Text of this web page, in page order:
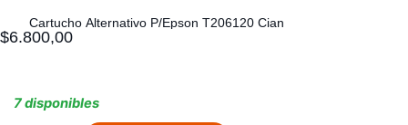
Cartucho Alternativo P/Epson T206120 Cian
$6.800,00
7 disponibles